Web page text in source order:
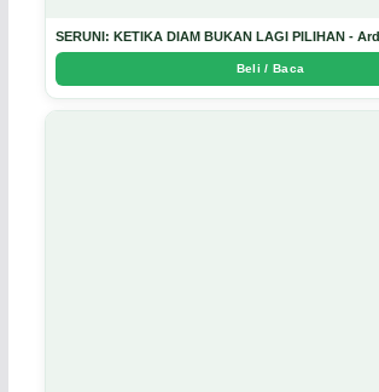
SERUNI: KETIKA DIAM BUKAN LAGI PILIHAN -
Beli / Baca